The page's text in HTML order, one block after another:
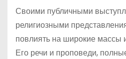
Своими публичными
религиозными
повлиять на широкие массы
Его речи и проповеди,